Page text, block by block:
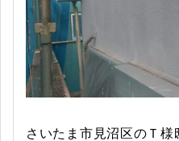
さいたま市見沼区のＴ